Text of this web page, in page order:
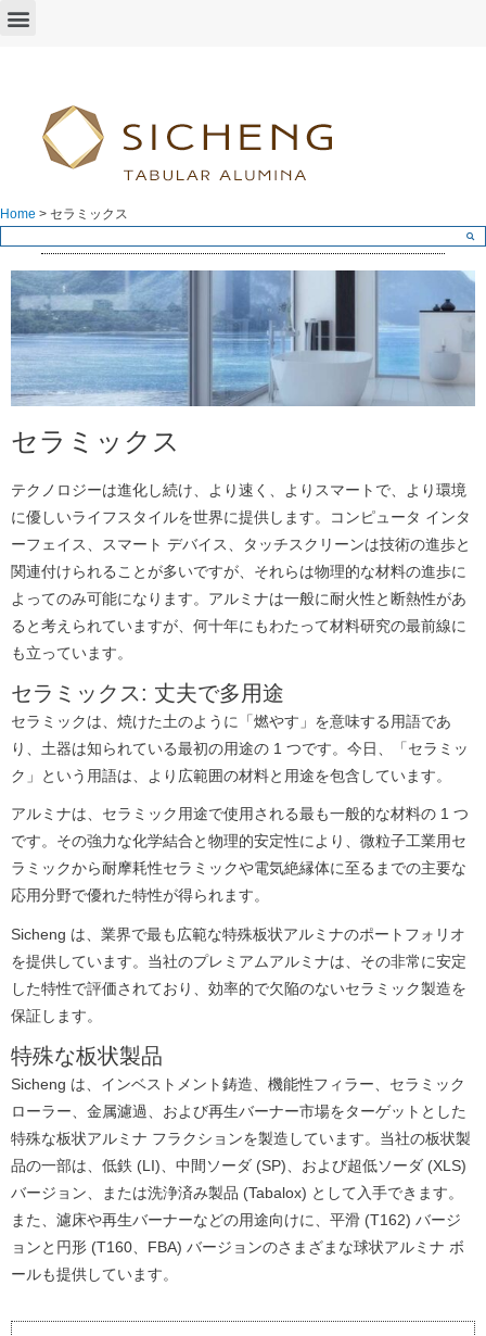
Home > セラミックス
セラミックス
テクノロジーは進化し続け、より速く、よりスマートで、より環境
に優しいライフスタイルを世界に提供します。
コンピュータ インタ
ーフェイス、スマート デバイス、タッチスクリーンは技術の進歩と
関連付けられることが多いですが、それらは物理的な材料の進歩に
よってのみ可能になります。 アルミナは一般に耐火性と断熱性があ
ると考えられていますが、何十年にもわたって材料研究の最前線に
も立っています。
セラミックス: 丈夫で多用途
セラミックは、焼けた土のように「燃やす」を意味する用語であ
り、土器は知られている最初の用途の 1 つです。 今日、「セラミッ
ク」という用語は、より広範囲の材料と用途を包含しています。
アルミナは、セラミック用途で使用される最も一般的な材料の 1 つ
です。 その強力な化学結合と物理的安定性により、微粒子工業用セ
ラミックから耐摩耗性セラミックや電気絶縁体に至るまでの主要な
応用分野で優れた特性が得られます。
Sicheng は、業界で最も広範な特殊板状アルミナのポートフォリオ
を提供しています。 当社のプレミアムアルミナは、その非常に安定
した特性で評価されており、効率的で欠陥のないセラミック製造を
保証します。
特殊な板状製品
Sicheng は、インベストメント鋳造、機能性フィラー、セラミック
ローラー、金属濾過、および再生バーナー市場をターゲットとした
特殊な板状アルミナ フラクションを製造しています。 当社の板状製
品の一部は、低鉄 (LI)、中間ソーダ (SP)、および超低ソーダ (XLS)
バージョン、または洗浄済み製品 (Tabalox) として入手できます。
また、濾床や再生バーナーなどの用途向けに、平滑 (T162) バージ
ョンと円形 (T160、FBA) バージョンのさまざまな球状アルミナ ボ
ールも提供しています。